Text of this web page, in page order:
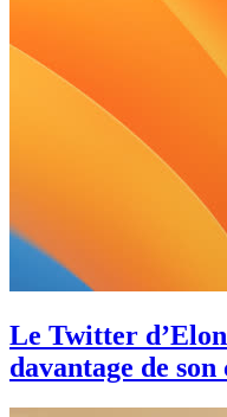
Le Twitter
davantage de